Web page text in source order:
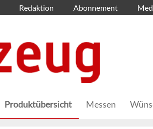
Redaktion Abonnement
Produktübersicht Messen